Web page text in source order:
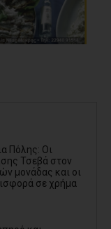
Πόλης: Οι
Τσεβά στον
μονάδας και οι
σε χρήμα